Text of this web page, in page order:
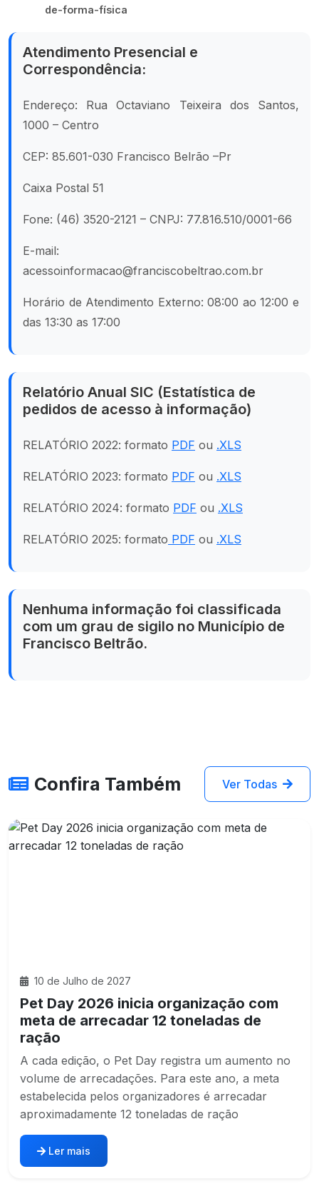
de-forma-física
Atendimento Presencial e
Correspondência:
Endereço: Rua Octaviano Teixeira dos Santos,
1000 – Centro
CEP: 85.601-030 Francisco Belrão –Pr
Caixa Postal 51
Fone: (46) 3520-2121 – CNPJ: 77.816.510/0001-66
E-mail:
acessoinformacao@franciscobeltrao.com.br
Horário de Atendimento Externo: 08:00 ao 12:00 e
das 13:30 as 17:00
Relatório Anual SIC (Estatística de
pedidos de acesso à informação)
RELATÓRIO 2022: formato PDF ou .XLS
RELATÓRIO 2023: formato PDF ou .XLS
RELATÓRIO 2024: formato PDF ou .XLS
RELATÓRIO 2025: formato PDF ou .XLS
Nenhuma informação foi classificada
com um grau de sigilo no Município de
Francisco Beltrão.
Confira Também Ver Todas
10 de Julho de 2027
Pet Day 2026 inicia organização com
meta de arrecadar 12 toneladas de
ração
A cada edição, o Pet Day registra um aumento no
volume de arrecadações. Para este ano, a meta
estabelecida pelos organizadores é arrecadar
aproximadamente 12 toneladas de ração
Ler mais